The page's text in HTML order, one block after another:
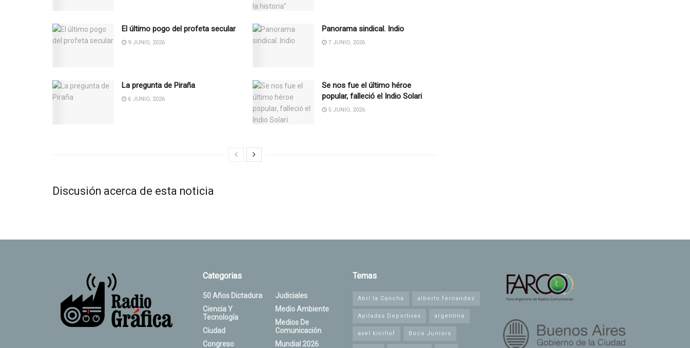
El último pogo del profeta secular
9 JUNIO, 2026
Panorama sindical. Indio
7 JUNIO, 2026
La pregunta de Piraña
6 JUNIO, 2026
Se nos fue el último héroe
popular, falleció el Indio Solari
5 JUNIO, 2026
Discusión acerca de esta noticia
Categorias
50 Años Dictadura
Ciencia Y
Tecnología
Ciudad
Congreso
Judiciales
Medio Ambiente
Medios De
Comunicación
Mundial 2026
Temas
Abrí la Cancha alberto fernandez
Apiladas Deportivas argentina
axel kicillof Boca Juniors